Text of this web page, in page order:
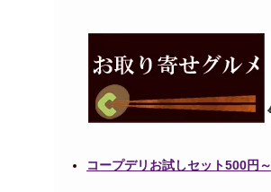
コープデリお試しセット500円～